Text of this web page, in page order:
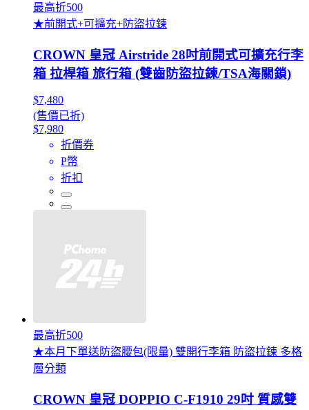
最高折500
★前開式+可擴充+防盜拉鍊
CROWN 皇冠 Airstride 28吋前開式可擴充行李
箱 拉桿箱 旅行箱 (雙齒防盜拉鍊/TSA海關鎖)
$7,480
(售價已折)
$7,980
折價券
P幣
折扣
最高折500
★本月下單送防盜腰包(限量) 雙開行李箱 防盜拉鍊 多格
層分類
CROWN 皇冠 DOPPIO C-F1910 29吋 質感雙